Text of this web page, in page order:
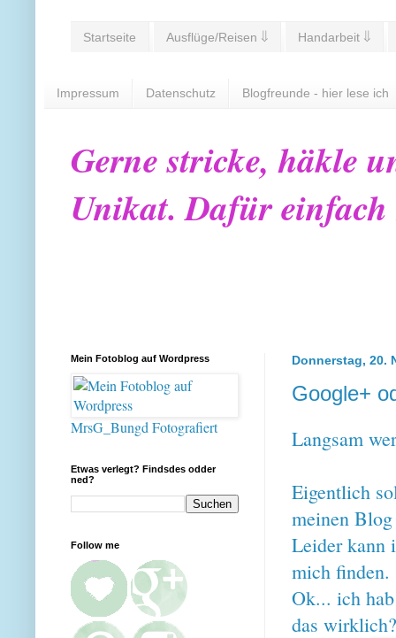
Startseite Ausflüge/Reisen ⇓ Handarbeit ⇓
Impressum Datenschutz Blogfreunde - hier lese ich
Gerne stricke, häkle
Unikat. Dafür
Donnerstag, 20.
Google+
Langsam
Eigentlich
meinen
Leider kann
mich finden.
Ok... ich
das
Mein Fotoblog auf Wordpress
MrsG_Bungd Fotografiert
Etwas verlegt? Findsdes odder
ned?
Follow me